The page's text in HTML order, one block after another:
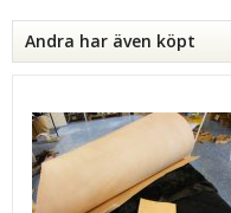
Andra har även köpt